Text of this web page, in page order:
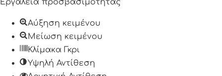
γραμμή
εργαλείων
Εργαλεία προσβασιμότητας
Αύξηση κειμένου
Μείωση κειμένου
Κλίμακα Γκρι
Υψηλή Αντίθεση